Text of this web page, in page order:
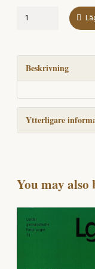
Konfliktäre
Sprechhandlungen
Beskrivning
Ytterligare
You may also